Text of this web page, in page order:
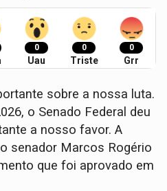
0
Uau
0
Triste
0
Grr
sobre a nossa luta.
o Senado Federal deu
a nosso favor. A
senador Marcos Rogério
que foi aprovado em